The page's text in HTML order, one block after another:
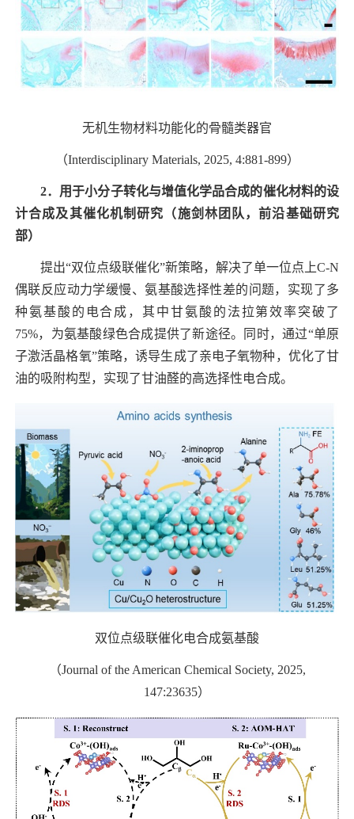
无机生物材料功能化的骨髓类器官
（Interdisciplinary Materials, 2025, 4:881-899）
2．用于小分子转化与增值化学品合成的催化材料的设
计合成及其催化机制研究（施剑 林团队，前沿基础研究
部）
提出“双位点级联催化”新策略，解决了单一位点上C-N
偶联反应动力学缓慢、氨基酸选择性差的问题，实现了多
种氨基酸的电合成，其中甘氨酸的法拉第效率突破了
75%，为氨基酸绿色合成提供了新途径。同时，通过“单原
子激活晶格氧”策略，诱导生成了亲电子氧物种，优化了甘
油的吸附构型，实现了甘油醛的高选择性电合成。
双位点级联催化电合成氨基酸
（Journal of the American Chemical Society, 2025,
147:23635）